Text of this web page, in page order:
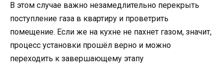
В этом случае важно незамедлительно перекрыть
поступление газа в квартиру и проветрить
помещение. Если же на кухне не пахнет газом, значит,
процесс установки прошёл верно и можно
переходить к завершающему этапу